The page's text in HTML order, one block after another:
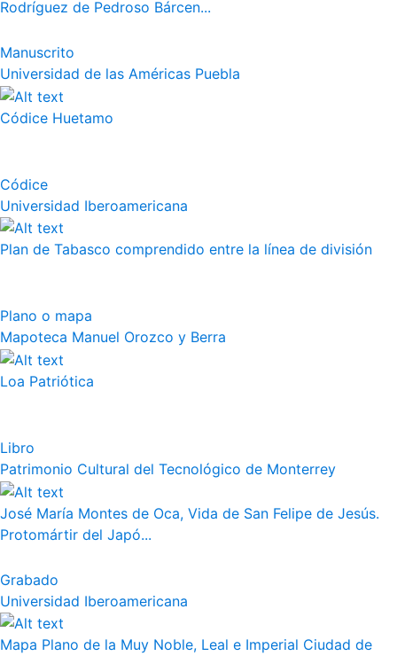
Rodríguez de Pedroso Bárcen...
Manuscrito
Universidad de las Américas Puebla
Códice Huetamo
Códice
Universidad Iberoamericana
Plan de Tabasco comprendido entre la línea de división
Plano o mapa
Mapoteca Manuel Orozco y Berra
Loa Patriótica
Libro
Patrimonio Cultural del Tecnológico de Monterrey
José María Montes de Oca, Vida de San Felipe de Jesús.
Protomártir del Japó...
Grabado
Universidad Iberoamericana
Mapa Plano de la Muy Noble, Leal e Imperial Ciudad de